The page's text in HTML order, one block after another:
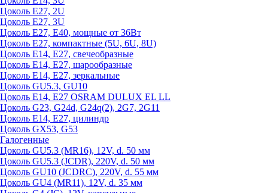
Цоколь Е27, 2U
Цоколь Е27, 3U
Цоколь Е27, Е40, мощные от 36Вт
Цоколь Е27, компактные (5U, 6U, 8U)
Цоколь Е14, Е27, свечеобразные
Цоколь Е14, Е27, шарообразные
Цоколь Е14, Е27, зеркальные
Цоколь GU5.3, GU10
Цоколь Е14, Е27 OSRAM DULUX EL LL
Цоколь G23, G24d, G24q(2), 2G7, 2G11
Цоколь Е14, Е27, цилиндр
Цоколь GX53, G53
Галогенные
Цоколь GU5.3 (MR16), 12V, d. 50 мм
Цоколь GU5.3 (JCDR), 220V, d. 50 мм
Цоколь GU10 (JCDRC), 220V, d. 55 мм
Цоколь GU4 (MR11), 12V, d. 35 мм